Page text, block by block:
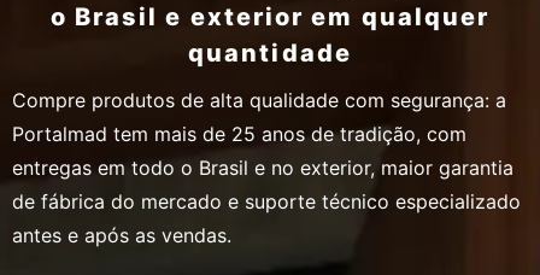
o Brasil e exterior em qualquer
quantidade
Compre produtos de alta qualidade com segurança: a
Portalmad tem mais de 25 anos de tradição, com
entregas em todo o Brasil e no exterior, maior garantia
de fábrica do mercado e suporte técnico especializado
antes e após as vendas.